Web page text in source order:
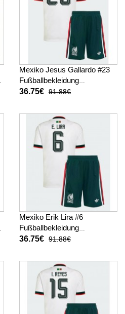
Mexiko Jesus Gallardo #23
Fußballbekleidung
Auswärtstrikot Kinder WM
hosen)
36.75€ 91.88€
Mexiko Erik Lira #6
Fußballbekleidung
Auswärtstrikot Kinder WM
hosen)
36.75€ 91.88€